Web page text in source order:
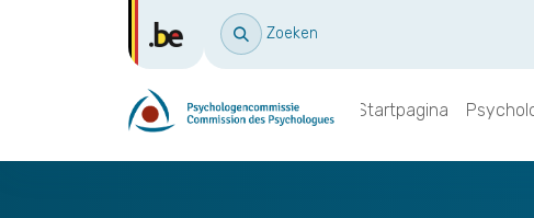
Zoeken
Startpagina